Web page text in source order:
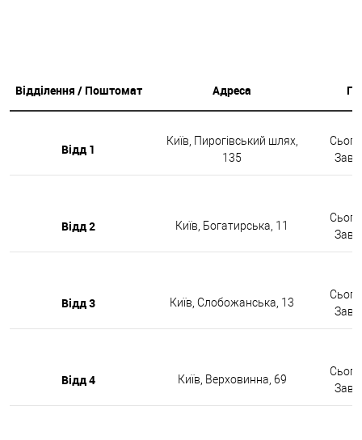
Відділення / Поштомат Адреса
Відд 1
Київ, Пирогівський шлях,
135
Відд 2 Київ, Богатирська, 11
Відд 3 Київ, Слобожанська, 13
Відд 4 Київ, Верховинна, 69